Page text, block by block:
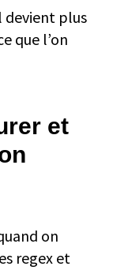
devient plus
que l’on
et
on
regex et